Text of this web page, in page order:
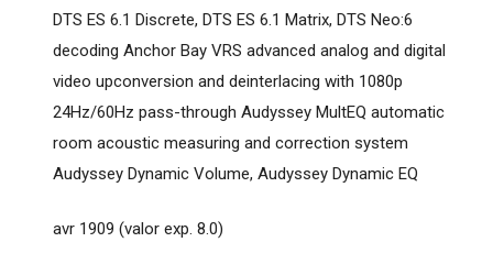
DTS ES 6.1 Discrete, DTS ES 6.1 Matrix, DTS Neo:6
decoding Anchor Bay VRS advanced analog and digital
video upconversion and deinterlacing with 1080p
24Hz/60Hz pass-through Audyssey MultEQ automatic
room acoustic measuring and correction system
Audyssey Dynamic Volume, Audyssey Dynamic EQ
avr 1909 (valor exp. 8.0)